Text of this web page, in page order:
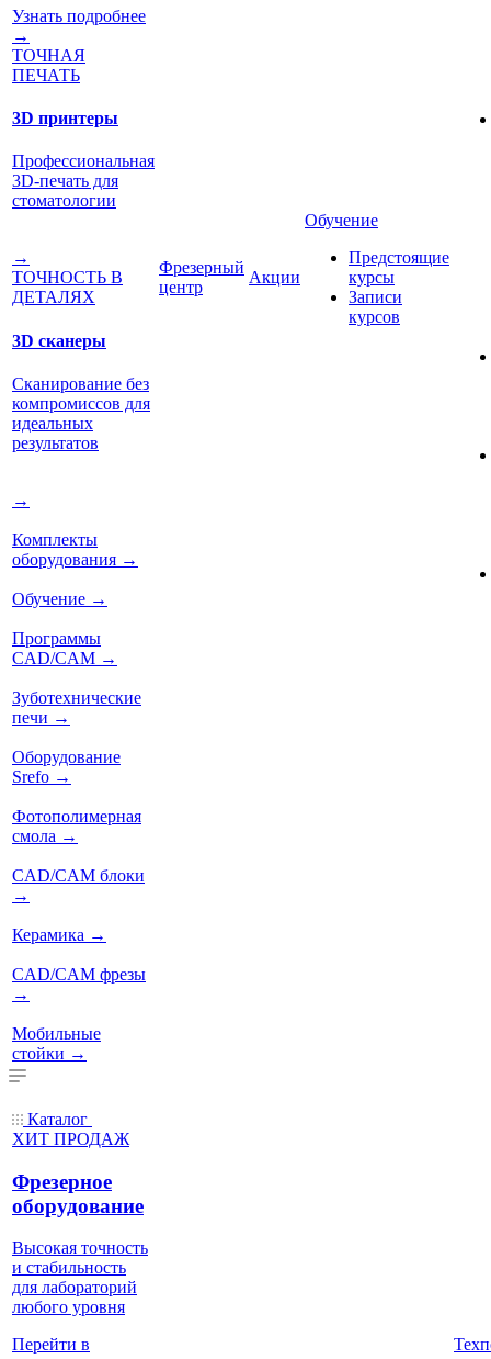
Узнать подробнее
→
ТОЧНАЯ
ПЕЧАТЬ
3D принтеры
Профессиональная
3D-печать для
стоматологии
→
ТОЧНОСТЬ В
ДЕТАЛЯХ
3D сканеры
Сканирование без
компромиссов для
идеальных
результатов
→
Комплекты
оборудования →
Обучение →
Программы
CAD/CAM →
Зуботехнические
печи →
Оборудование
Srefo →
Фотополимерная
смола →
CAD/CAM блоки
→
Керамика →
CAD/CAM фрезы
→
Мобильные
стойки →
Фрезерный
центр
Акции
Обучение
Предстоящие
курсы
Записи
курсов
Каталог
ХИТ ПРОДАЖ
Фрезерное
оборудование
Высокая точность
и стабильность
для лабораторий
любого уровня
Перейти в